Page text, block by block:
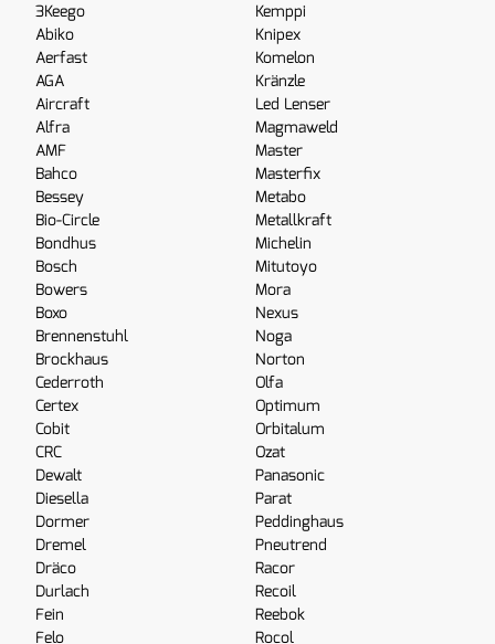
3Keego
Abiko
Aerfast
AGA
Aircraft
Alfra
AMF
Bahco
Bessey
Bio-Circle
Bondhus
Bosch
Bowers
Boxo
Brennenstuhl
Brockhaus
Cederroth
Certex
Cobit
CRC
Dewalt
Diesella
Dormer
Dremel
Dräco
Durlach
Fein
Felo
Kemppi
Knipex
Komelon
Kränzle
Led Lenser
Magmaweld
Master
Masterfix
Metabo
Metallkraft
Michelin
Mitutoyo
Mora
Nexus
Noga
Norton
Olfa
Optimum
Orbitalum
Ozat
Panasonic
Parat
Peddinghaus
Pneutrend
Racor
Recoil
Reebok
Rocol